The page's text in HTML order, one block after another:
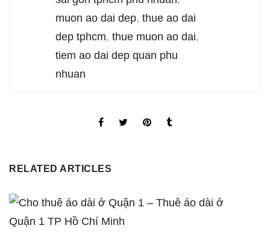
muon ao dai dep, thue ao dai
dep tphcm, thue muon ao dai,
tiem ao dai dep quan phu
nhuan
RELATED ARTICLES